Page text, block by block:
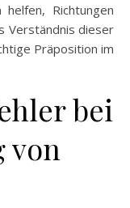
helfen, Richtungen
Verständnis dieser
Präposition im
bei
von